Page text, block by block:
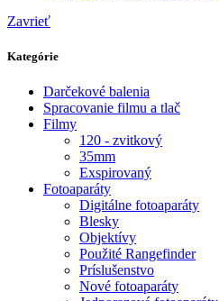
Zavrieť
Kategórie
Darčekové balenia
Spracovanie filmu a tlač
Filmy
120 - zvitkový
35mm
Exspirovaný
Fotoaparáty
Digitálne fotoaparáty
Blesky
Objektívy
Použité Rangefinder
Príslušenstvo
Nové fotoaparáty